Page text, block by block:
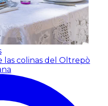
las colinas del Oltrepò